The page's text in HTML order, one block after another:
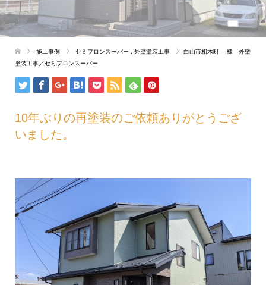
施工事例 セミフロンスーパー 外壁塗装工事
白山市相木町 I様 外壁
塗装工事／セミフロンスーパー
10年ぶりの再塗装のご依頼ありがとうござ
いました。